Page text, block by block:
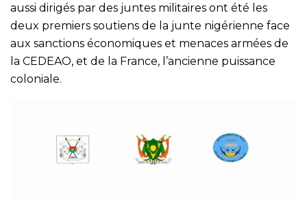
aussi dirigés par des juntes militaires ont été les
deux premiers soutiens de la junte nigérienne face
aux sanctions économiques et menaces armées de
la CEDEAO, et de la France, l’ancienne puissance
coloniale.